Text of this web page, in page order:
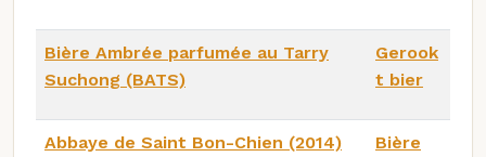
Bière Ambrée parfumée au Tarry
Suchong (BATS)
Gerook
t bier
Abbaye de Saint Bon-Chien (2014)
Bière